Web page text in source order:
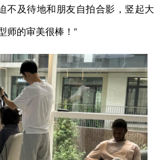
及待地和朋友自拍合影，竖起大
师的审美很棒！”